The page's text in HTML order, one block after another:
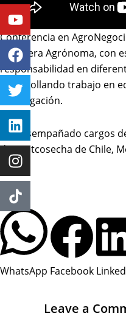
Conferencia en
Ingeniera Agrónoma, con
responsabilidad en
desarrollando trabajo en
investigación.
Ha desempañado cargos
de postcosecha de Chile,
WhatsApp Facebook
Leave a
Youtube
Facebook
Twitter
Linkedin
Instagram